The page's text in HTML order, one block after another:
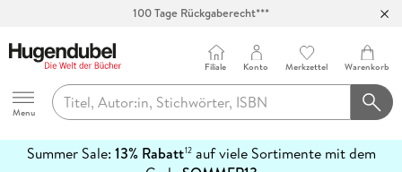
100 Tage Rückgaberecht***
Hugendubel
Menu
Filiale Konto Merkzettel Warenkorb
Summer Sale: 13% Rabatt12auf viele Sortimente mit dem